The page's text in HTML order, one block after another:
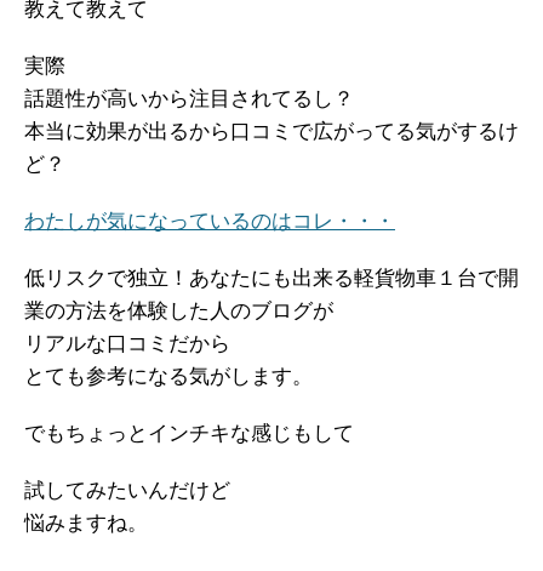
教えて教えて
実際
話題性が高いから注目されてるし？
本当に効果が出るから口コミで広がってる気がするけ
ど？
わたしが気になっているのはコレ・・・
低リスクで独立！あなたにも出来る軽貨物車１台で開
業の方法を体験した人のブログが
リアルな口コミだから
とても参考になる気がします。
でもちょっとインチキな感じもして
試してみたいんだけど
悩みますね。